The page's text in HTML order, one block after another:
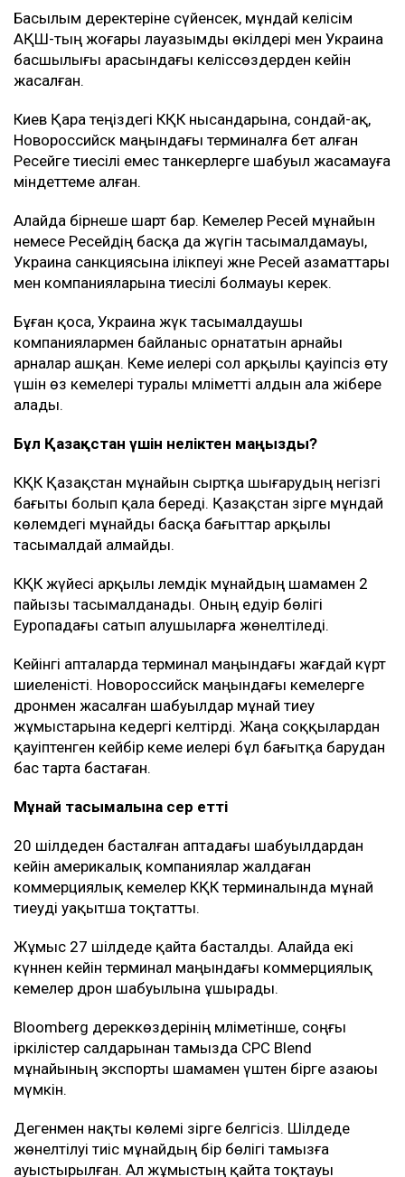
Басылым деректеріне сүйенсек, мұндай келісім
АҚШ-тың жоғары лауазымды өкілдері мен Украина
басшылығы арасындағы келіссөздерден кейін
жасалған.
Киев Қара теңіздегі КҚК нысандарына, сондай-ақ,
Новороссийск маңындағы терминалға бет алған
Ресейге тиесілі емес танкерлерге шабуыл жасамауға
міндеттеме алған.
Алайда бірнеше шарт бар. Кемелер Ресей мұнайын
немесе Ресейдің басқа да жүгін тасымалдамауы,
Украина санкциясына ілікпеуі және Ресей азаматтары
мен компанияларына тиесілі болмауы керек.
Бұған қоса, Украина жүк тасымалдаушы
компаниялармен байланыс орнататын арнайы
арналар ашқан. Кеме иелері сол арқылы қауіпсіз өту
үшін өз кемелері туралы мәліметті алдын ала жібере
алады.
Бұл Қазақстан үшін неліктен маңызды?
КҚК Қазақстан мұнайын сыртқа шығарудың негізгі
бағыты болып қала береді. Қазақстан әзірге мұндай
көлемдегі мұнайды басқа бағыттар арқылы
тасымалдай алмайды.
КҚК жүйесі арқылы әлемдік мұнайдың шамамен 2
пайызы тасымалданады. Оның едәуір бөлігі
Еуропадағы сатып алушыларға жөнелтіледі.
Кейінгі апталарда терминал маңындағы жағдай күрт
шиеленісті. Новороссийск маңындағы кемелерге
дронмен жасалған шабуылдар мұнай тиеу
жұмыстарына кедергі келтірді. Жаңа соққылардан
қауіптенген кейбір кеме иелері бұл бағытқа барудан
бас тарта бастаған.
Мұнай тасымалына әсер етті
20 шілдеден басталған аптадағы шабуылдардан
кейін америкалық компаниялар жалдаған
коммерциялық кемелер КҚК терминалында мұнай
тиеуді уақытша тоқтатты.
Жұмыс 27 шілдеде қайта басталды. Алайда екі
күннен кейін терминал маңындағы коммерциялық
кемелер дрон шабуылына ұшырады.
Bloomberg дереккөздерінің мәліметінше, соңғы
іркілістер салдарынан тамызда CPC Blend
мұнайының экспорты шамамен үштен бірге азаюы
мүмкін.
Дегенмен нақты көлемі әзірге белгісіз. Шілдеде
жөнелтілуі тиіс мұнайдың бір бөлігі тамызға
ауыстырылған. Ал жұмыстың қайта тоқтауы